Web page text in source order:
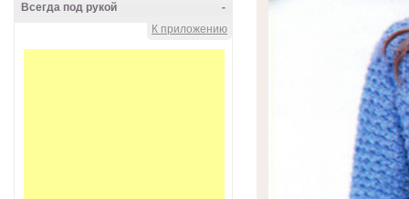
-
Всегда под рукой
К приложению